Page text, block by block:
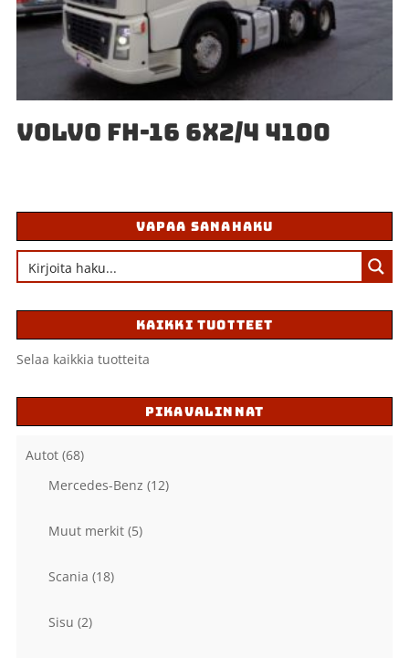
VOLVO FH-16 6X2/4 4100
VAPAA SANAHAKU
KAIKKI TUOTTEET
Selaa kaikkia tuotteita
PIKAVALINNAT
Autot (68)
Mercedes-Benz (12)
Muut merkit (5)
Scania (18)
Sisu (2)